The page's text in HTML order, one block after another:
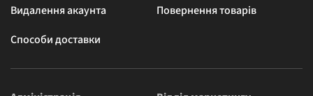
Видалення акаунта
Повернення товарів
Способи доставки